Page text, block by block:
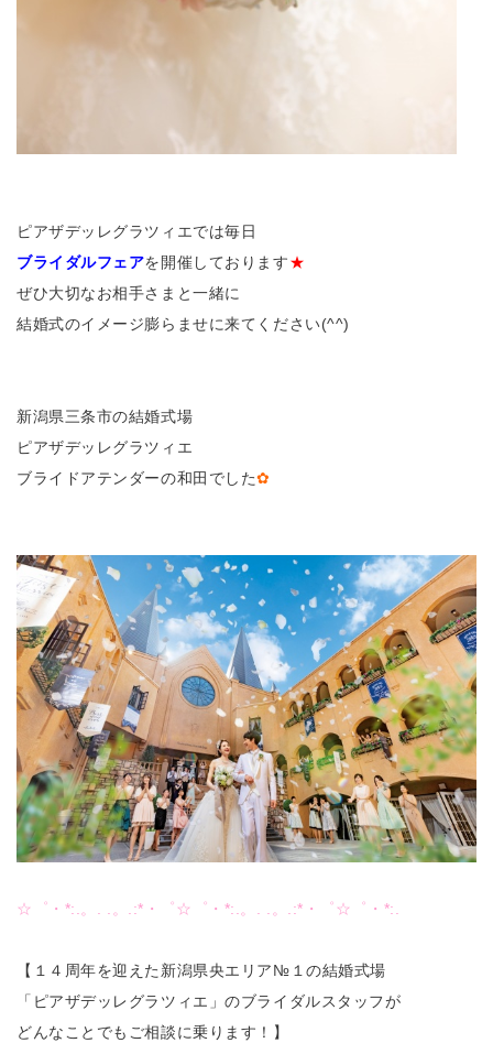
ピアザデッレグラツィエでは毎日
ブライダルフェアを開催しております★
ぜひ大切なお相手さまと一緒に
結婚式のイメージ膨らませに来てください(^^)
新潟県三条市の結婚式場
ピアザデッレグラツィエ
ブライドアテンダーの和田でした✿
☆゜・*:.。. .。.:*・゜☆゜・*:.。. .。.:*・゜☆゜・*:.
【１４周年を迎えた新潟県央エリア№１の結婚式場
「ピアザデッレグラツィエ」のブライダルスタッフが
どんなことでもご相談に乗ります！】